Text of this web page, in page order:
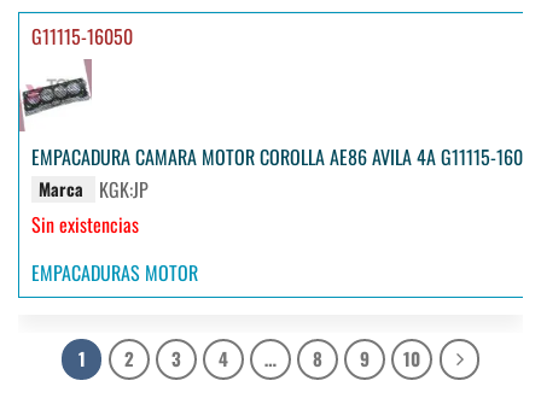
G11115-16050
EMPACADURA CAMARA MOTOR COROLLA AE86 AVILA 4A G11115-16050
Marca
KGK:JP
Sin existencias
EMPACADURAS MOTOR
1 2 3 4 … 8 9 10